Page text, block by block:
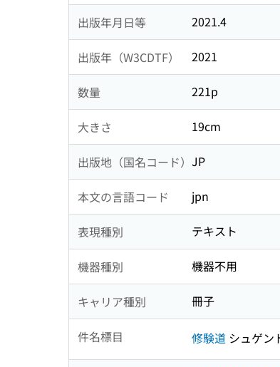
出版年月日等 2021.4
出版年（W3CDTF） 2021
数量 221p
大きさ 19cm
出版地（国名コード） JP
本文の言語コード jpn
表現種別 テキスト
機器種別 機器不用
キャリア種別 冊子
件名標目 修験道 シュゲン